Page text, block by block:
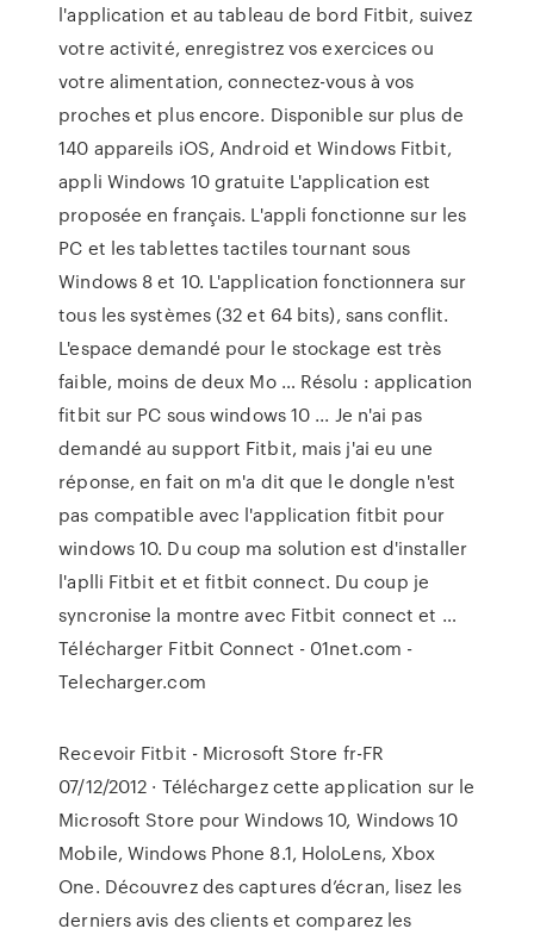
l'application et au tableau de bord Fitbit, suivez
votre activité, enregistrez vos exercices ou
votre alimentation, connectez-vous à vos
proches et plus encore. Disponible sur plus de
140 appareils iOS, Android et Windows Fitbit,
appli Windows 10 gratuite L'application est
proposée en français. L'appli fonctionne sur les
PC et les tablettes tactiles tournant sous
Windows 8 et 10. L'application fonctionnera sur
tous les systèmes (32 et 64 bits), sans conflit.
L'espace demandé pour le stockage est très
faible, moins de deux Mo … Résolu : application
fitbit sur PC sous windows 10 ... Je n'ai pas
demandé au support Fitbit, mais j'ai eu une
réponse, en fait on m'a dit que le dongle n'est
pas compatible avec l'application fitbit pour
windows 10. Du coup ma solution est d'installer
l'aplli Fitbit et et fitbit connect. Du coup je
syncronise la montre avec Fitbit connect et …
Télécharger Fitbit Connect - 01net.com -
Telecharger.com
Recevoir Fitbit - Microsoft Store fr-FR
07/12/2012 · Téléchargez cette application sur le
Microsoft Store pour Windows 10, Windows 10
Mobile, Windows Phone 8.1, HoloLens, Xbox
One. Découvrez des captures d’écran, lisez les
derniers avis des clients et comparez les